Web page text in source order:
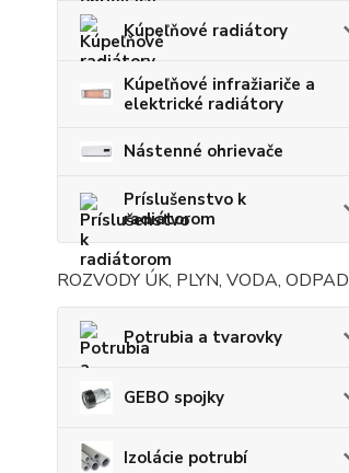
Kúpeľňové radiátory
Kúpeľňové infražiariče a
elektrické radiátory
Nástenné ohrievače
Príslušenstvo k
radiátorom
ROZVODY ÚK, PLYN, VODA, ODPAD
Potrubia a tvarovky
GEBO spojky
Izolácie potrubí